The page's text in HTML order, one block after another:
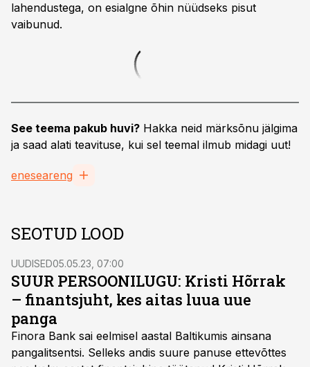
lahendustega, on esialgne õhin nüüdseks pisut
vaibunud.
See teema pakub huvi? Hakka neid märksõnu jälgima
ja saad alati teavituse, kui sel teemal ilmub midagi uut!
eneseareng
SEOTUD LOOD
UUDISED05.05.23, 07:00
SUUR PERSOONILUGU: Kristi Hõrrak
– finantsjuht, kes aitas luua uue
panga
Finora Bank sai eelmisel aastal Baltikumis ainsana
pangalitsentsi. Selleks andis suure panuse ettevõttes